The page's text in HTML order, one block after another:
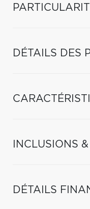
DÉTAILS DES
INCLUSIONS
DÉTAILS